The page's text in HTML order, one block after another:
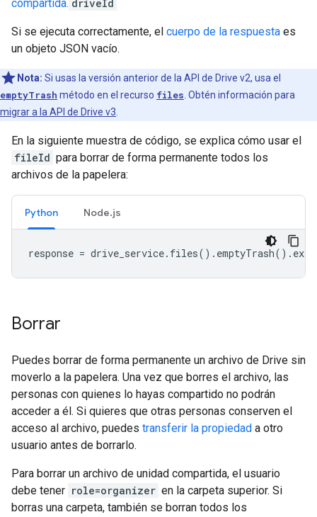
compartida. driveId
Si se ejecuta correctamente, el cuerpo de la respuesta es
un objeto JSON vacío.
Nota: Si usas la versión anterior de la API de Drive v2, usa el
emptyTrash método en el recurso files . Obtén información para
migrar a la API de Drive v3
En la siguiente muestra de código, se explica cómo usar el
fileId para borrar de forma permanente todos los
archivos de la papelera:
Python Node.js
response = drive_service. files() . emptyTrash() .
Borrar
Puedes borrar de forma permanente un archivo de Drive sin
moverlo a la papelera. Una vez que borres el archivo, las
personas con quienes lo hayas compartido no podrán
acceder a él. Si quieres que otras personas conserven el
acceso al archivo, puedes transferir la propiedad a otro
usuario antes de borrarlo.
Para borrar un archivo de unidad compartida, el usuario
debe tener role=organizer en la carpeta superior. Si
borras una carpeta, también se borran todos los